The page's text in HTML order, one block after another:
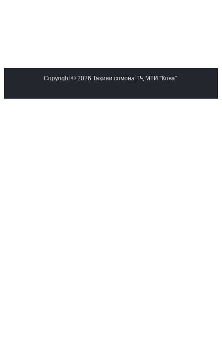
Copyright © 2026 Таҳияи сомона ТҶ МТИ "Кова"